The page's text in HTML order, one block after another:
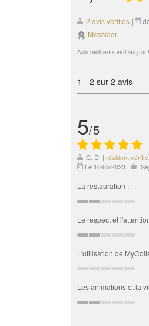
2 avis vérifiés |
Messidor
Avis résidents vérifiés par
1 - 2 sur 2 avis
5/5
C. D. | résident vérifié
Le 16/05/2023 |
La restauration :
Le respect et
L'utilisation de
Les animations et la